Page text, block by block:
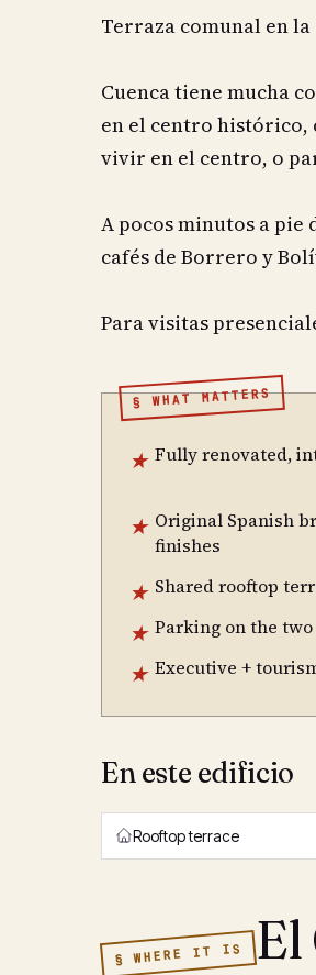
Terraza comunal en la
Cuenca tiene mucha
en el centro histórico,
vivir en el centro, o
A pocos minutos a pie
cafés de Borrero y
Para visitas
§ WHAT MATTERS
★ Fully renovated,
★ Original Spanish
finishes
★ Shared rooftop
★ Parking on the
★ Executive +
En este edificio
Rooftop terrace
§ WHERE IT IS El